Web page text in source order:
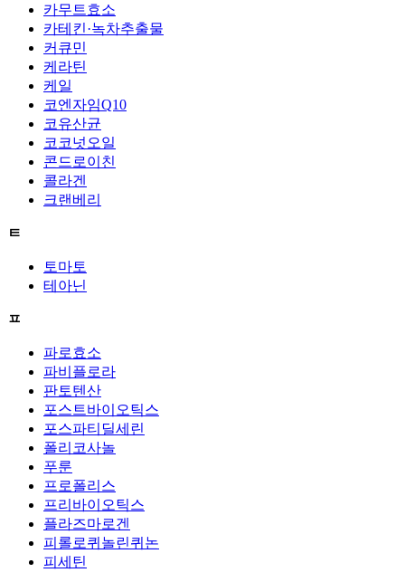
카무트효소
카테킨·녹차추출물
커큐민
케라틴
케일
코엔자임Q10
코유산균
코코넛오일
콘드로이친
콜라겐
크랜베리
ㅌ
토마토
테아닌
ㅍ
파로효소
파비플로라
판토텐산
포스트바이오틱스
포스파티딜세린
폴리코사놀
푸룬
프로폴리스
프리바이오틱스
플라즈마로겐
피롤로퀴놀린퀴논
피세틴